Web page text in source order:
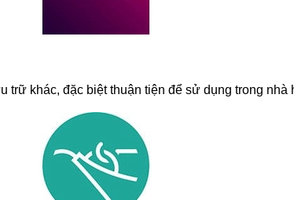
khác, đặc biệt thuận tiện để sử dụng trong nhà